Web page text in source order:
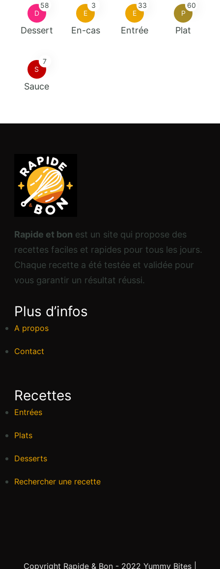
D
58
Dessert
E
3
En-cas
E
33
Entrée
P
60
Plat
S
7
Sauce
Rapide et bon est un site qui propose des
recettes faciles et rapides pour tous les jours.
Chaque recette a été testée et validée pour
vous garantir un résultat réussi.
Plus d’infos
A propos
Contact
Recettes
Entrées
Plats
Desserts
Rechercher une recette
Copyright Rapide & Bon - 2022 Yummy Bites |